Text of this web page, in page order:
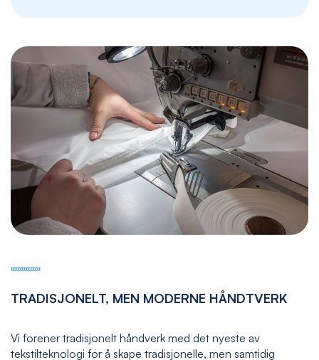
TRADISJONELT, MEN MODERNE HÅNDTVERK
Vi forener tradisjonelt håndverk med det nyeste av
tekstilteknologi for å skape tradisjonelle, men samtidig